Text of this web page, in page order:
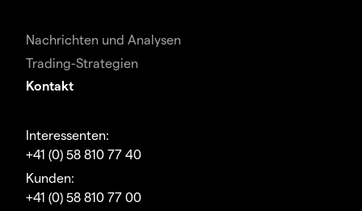
Nachrichten und Analysen
Trading-Strategien
Kontakt
Interessenten:
+41 (0) 58 810 77 40
Kunden:
+41 (0) 58 810 77 00